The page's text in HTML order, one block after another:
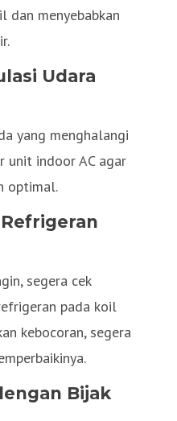
dan menyebabkan
Udara
yang menghalangi
unit indoor AC agar
optimal.
segera cek
pada koil
kebocoran, segera
Bijak